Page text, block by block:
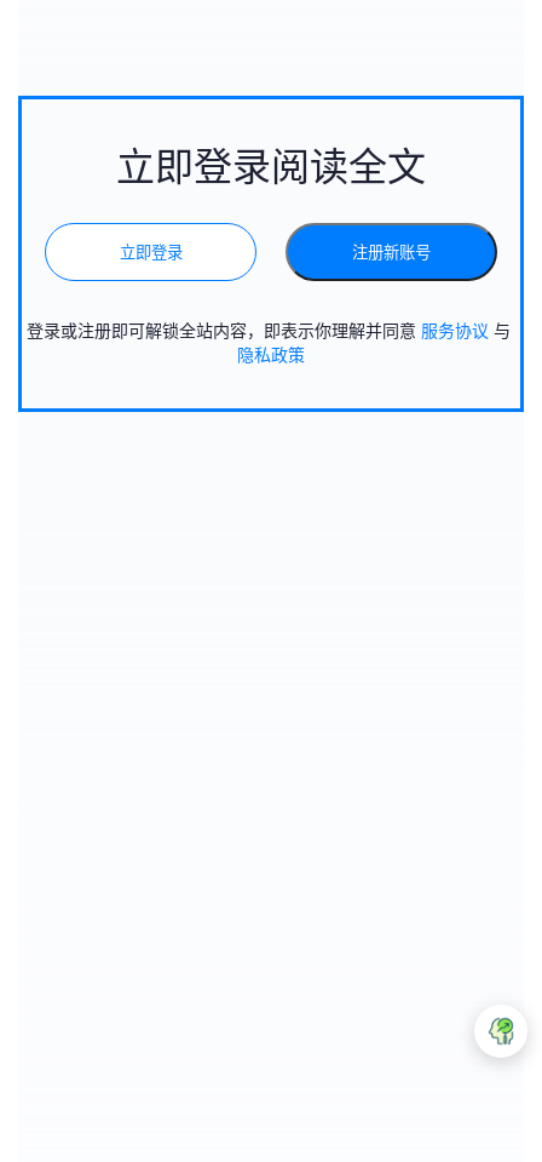
立即登录阅读全文
立即登录 注册新账号
登录或注册即可解锁全站内容，即表示你理解并同意 服务协议 与
隐私政策